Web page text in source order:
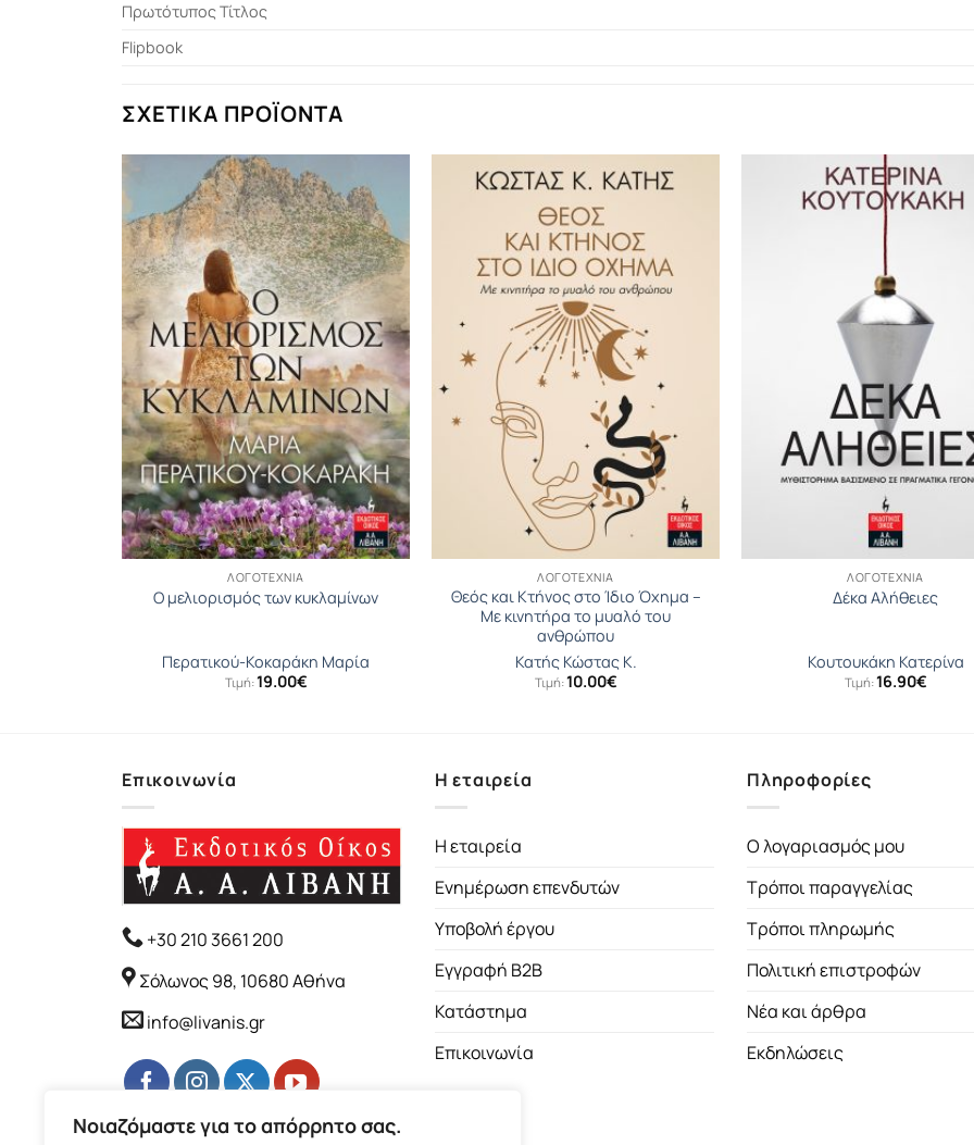
Νοιαζόμαστε για το απόρρητο σας.
Πρωτότυπος Τίτλος
Flipbook
ΣΧΕΤΙΚΆ ΠΡΟΪΌΝΤΑ
ΛΟΓΟΤΕΧΝΊΑ
Ο μελιορισμός των κυκλαμίνων
Περατικού-Κοκαράκη Μαρία
Τιμή:19.00€
ΛΟΓΟΤΕΧΝΊΑ
Θεός και Κτήνος στο Ίδιο Όχηµα –
Με κινητήρα το μυαλό του
ανθρώπου
Κατής Κώστας Κ.
Τιμή:10.00€
ΛΟΓΟΤΕΧΝΊΑ
Δέκα Αλήθειες
Κουτουκάκη Κατερίνα
Τιμή:16.90€
Επικοινωνία
+30 210 3661 200
Σόλωνος 98, 10680 Αθήνα
info@livanis.gr
Η εταιρεία
Η εταιρεία
Ενημέρωση επενδυτών
Υποβολή έργου
Εγγραφή B2B
Κατάστημα
Επικοινωνία
Πληροφορίες
Ο λογαριασμός μου
Τρόποι παραγγελίας
Τρόποι πληρωμής
Πολιτική επιστροφών
Νέα και άρθρα
Εκδηλώσεις